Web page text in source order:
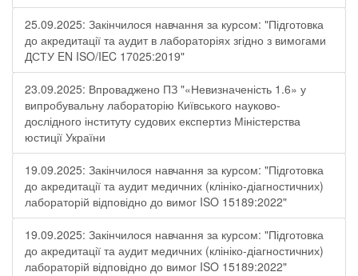
25.09.2025: Закінчилося навчання за курсом: "Підготовка
до акредитації та аудит в лабораторіях згідно з вимогами
ДСТУ EN ISO/IEC 17025:2019"
23.09.2025: Впроваджено ПЗ "«Невизначеність 1.6» у
випробувальну лабораторію Київського науково-
дослідного інституту судових експертиз Міністерства
юстиції України
19.09.2025: Закінчилося навчання за курсом: "Підготовка
до акредитації та аудит медичних (клініко-діагностичних)
лабораторій відповідно до вимог ISO 15189:2022"
19.09.2025: Закінчилося навчання за курсом: "Підготовка
до акредитації та аудит медичних (клініко-діагностичних)
лабораторій відповідно до вимог ISO 15189:2022"